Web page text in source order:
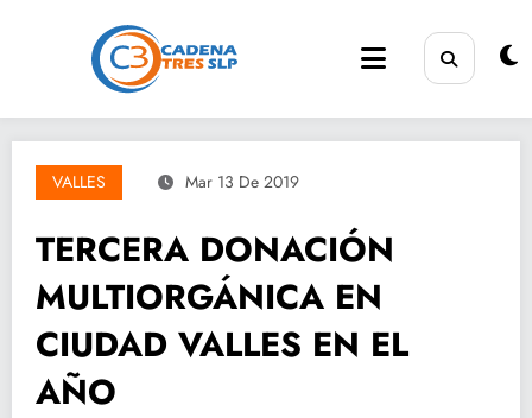
VALLES Mar 13 De 2019
TERCERA DONACIÓN
MULTIORGÁNICA EN
CIUDAD VALLES EN EL
AÑO